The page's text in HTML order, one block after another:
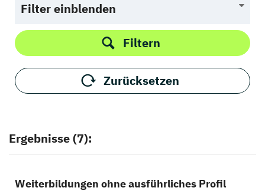
Filter einblenden
Filtern
Zurücksetzen
Ergebnisse (7):
Weiterbildungen ohne ausführliches Profil